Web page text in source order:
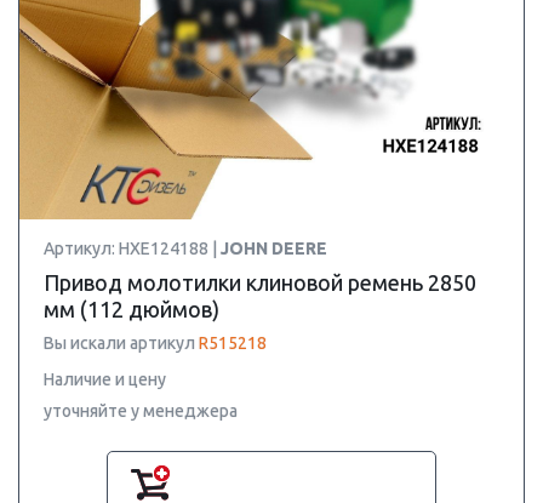
Артикул: HXE124188 | JOHN DEERE
Привод молотилки клиновой ремень 2850
мм (112 дюймов)
Вы искали артикул R515218
Наличие и цену
уточняйте у менеджера